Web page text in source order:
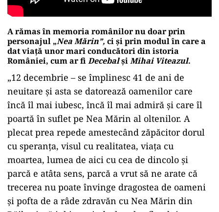
A rămas în memoria românilor nu doar prin
personajul „Nea Mărin”, ci și prin modul în care a
dat viață unor mari conducători din istoria
României, cum ar fiDecebalșiMihai Viteazul.
„12 decembrie – se împlinesc 41 de ani de
neuitare și asta se datorează oamenilor care
încă îl mai iubesc, încă îl mai admiră şi care îl
poartă în suflet pe Nea Mărin al oltenilor. A
plecat prea repede amestecând zăpăcitor dorul
cu speranța, visul cu realitatea, viața cu
moartea, lumea de aici cu cea de dincolo și
parcă e atâta sens, parcă a vrut să ne arate că
trecerea nu poate învinge dragostea de oameni
și pofta de a râde zdravăn cu Nea Mărin din